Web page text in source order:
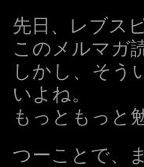
先日、レブス
このメルマガ
しかし、そう
いよね。
もっともっと
つーことで、